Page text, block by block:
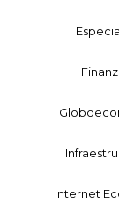
Internet